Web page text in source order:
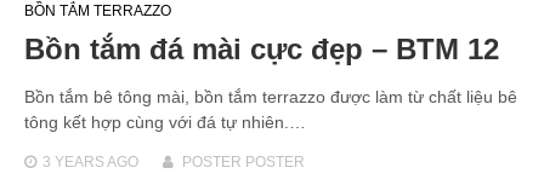
BỒN TẮM TERRAZZO
Bồn tắm đá mài cực đẹp – BTM 12
Bồn tắm bê tông mài, bồn tắm terrazzo được làm từ chất liệu bê
tông kết hợp cùng với đá tự nhiên.…
3 YEARSAGO POSTER POSTER